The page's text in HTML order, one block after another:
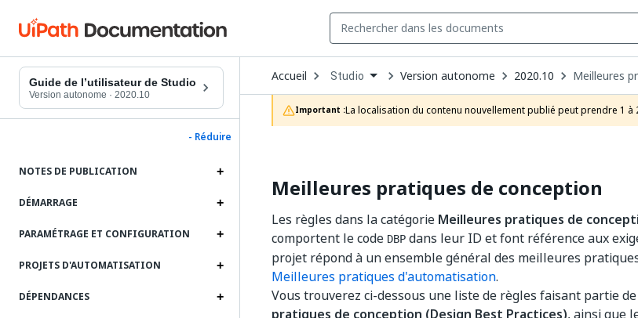
Guide de l’utilisateur de Studio
Version autonome · 2020.10
- Réduire
NOTES DE PUBLICATION
DÉMARRAGE
PARAMÉTRAGE ET CONFIGURATION
PROJETS D'AUTOMATISATION
DÉPENDANCES
Accueil Open
Dropdown
to
choose
product
Studio Version autonome 2020.10 Meilleures
Important :La localisation du contenu nouvellement publié peut prendre 1 à
Meilleures pratiques de conception
Les règles dans la catégorie Meilleures pratiques de
comportent le code DBP dans leur ID et font référence aux
projet répond à un ensemble général des meilleures
Meilleures pratiques d'automatisation.
Vous trouverez ci-dessous une liste de règles faisant partie
pratiques de conception (Design Best Practices), ainsi que